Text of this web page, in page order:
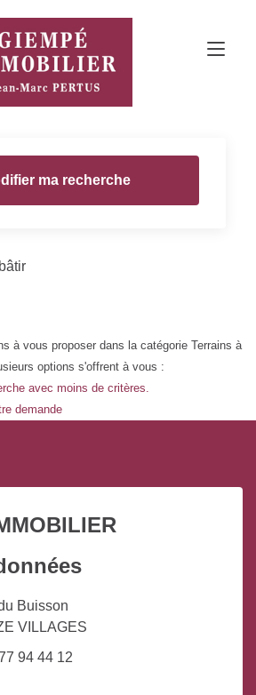
ma recherche
à vous proposer dans la catégorie Terrains à
options s'offrent à vous :
avec moins de critères.
demande
Buisson
VILLAGES
94 44 12